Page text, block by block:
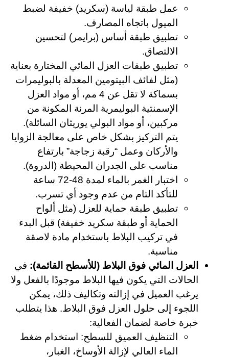
عمل طبقة لياسة (سكريد) خفيفة لضبط
الميول باتجاه المصارف.
تطبيق طبقة أساس (برايمر) لتحسين
الالتصاق.
تطبيق طبقات العزل المائي المختارة بعناية
(مثل لفائف البيتومين المعدلة بالبوليمرات
بسماكة لا تقل عن 4 مم، أو مواد العزل
الإسمنتية البوليمرية المرنة المكونة من
مركبين، أو مواد البولي يوريثان السائلة).
يتم التركيز بشكل خاص على معالجة الزوايا
والأركان وعمل “رقبة زجاجة” بارتفاع
مناسب على الجدران المحيطة (الدروة).
اختبار الغمر بالماء لمدة 48-72 ساعة
للتأكد التام من عدم وجود أي تسرب.
تطبيق طبقة حماية للعزل (مثل ألواح
الحماية أو طبقة سكريد خفيفة) قبل البدء
في تركيب البلاط باستخدام مادة لاصقة
مناسبة.
العزل المائي فوق البلاط (للأسطح القائمة): في
الحالات التي يكون فيها البلاط موجودًا بالفعل ولا
يرغب العميل في إزالته وتكاليف ذلك، يمكن
اللجوء إلى حلول العزل فوق البلاط. هذا يتطلب
خبرة خاصة لضمان الفعالية:
التنظيف العميق للسطح: استخدام ضغط
الماء العالي لإزالة الأوساخ، الغبار،